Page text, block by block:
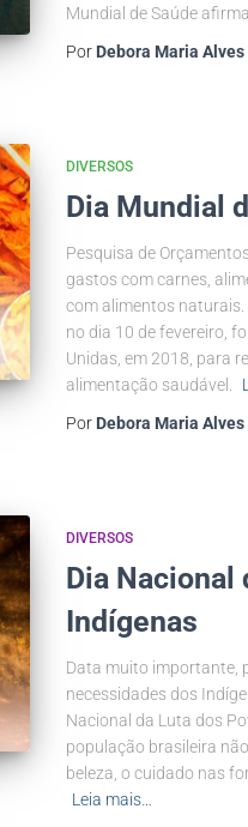
Mundial de Saúde
Por Debora Maria Alves
DIVERSOS
Dia Mundial
Pesquisa de
gastos com carnes,
com alimentos naturais.
no dia 10 de fevereiro,
Unidas, em 2018, para
alimentação saudável.
Por Debora Maria Alves
DIVERSOS
Dia Nacional
Indígenas
Data muito importante,
necessidades dos
Nacional da Luta dos
população brasileira
beleza, o cuidado nas
Leia mais…